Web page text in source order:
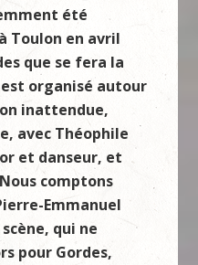
été
Toulon en avril
que se fera la
organisé autour
inattendue,
avec Théophile
et danseur, et
comptons
Emmanuel
qui ne
pour Gordes,